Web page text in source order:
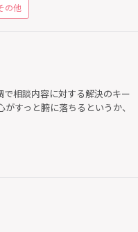
の他
で相談内容に対する解決のキー
すっと腑に落ちるというか、